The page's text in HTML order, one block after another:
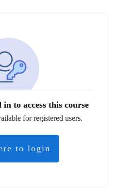
in to access this course
for registered users.
to login